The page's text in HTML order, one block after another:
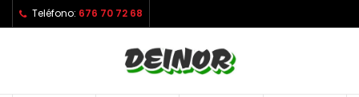
Teléfono: 676 70 72 68